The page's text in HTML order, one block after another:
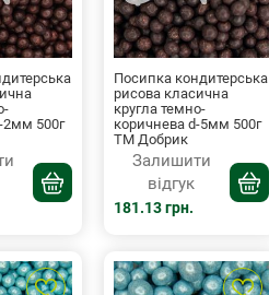
2мм 500г
Посипка кондитерська
рисова класична
кругла темно-
коричнева d-5мм 500г
ТМ Добрик
Залишити
відгук
181.13 грн.